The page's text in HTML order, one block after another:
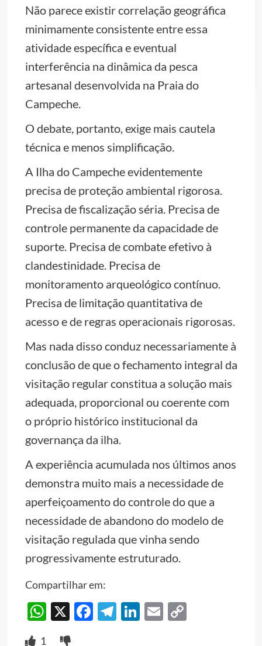
Não parece existir correlação geográfica
minimamente consistente entre essa
atividade específica e eventual
interferência na dinâmica da pesca
artesanal desenvolvida na Praia do
Campeche.
O debate, portanto, exige mais cautela
técnica e menos simplificação.
A Ilha do Campeche evidentemente
precisa de proteção ambiental rigorosa.
Precisa de fiscalização séria. Precisa de
controle permanente da capacidade de
suporte. Precisa de combate efetivo à
clandestinidade. Precisa de
monitoramento arqueológico contínuo.
Precisa de limitação quantitativa de
acesso e de regras operacionais rigorosas.
Mas nada disso conduz necessariamente à
conclusão de que o fechamento integral da
visitação regular constitua a solução mais
adequada, proporcional ou coerente com
o próprio histórico institucional da
governança da ilha.
A experiência acumulada nos últimos anos
demonstra muito mais a necessidade de
aperfeiçoamento do controle do que a
necessidade de abandono do modelo de
visitação regulada que vinha sendo
progressivamente estruturado.
Compartilhar em:
WhatsApp
X Facebook
Telegram
LinkedIn
EmailCopy
1